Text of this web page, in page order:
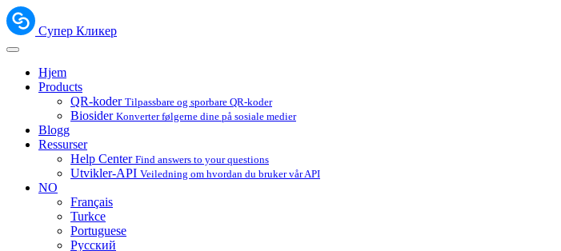
Супер Кликер
Hjem
Products
QR-koder Tilpassbare og sporbare QR-koder
Biosider Konverter følgerne dine på sosiale medier
Blogg
Ressurser
Help Center Find answers to your questions
Utvikler-API Veiledning om hvordan du bruker vår API
NO
Français
Turkce
Portuguese
Русский